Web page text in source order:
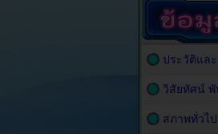
ประวัติแล
วิสัยทัศน์ พั
สภาพทั่วไป